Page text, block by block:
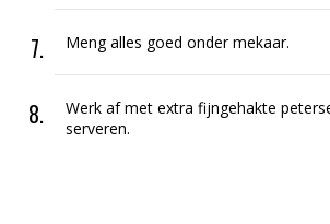
Meng alles goed onder mekaar.
Werk af met extra fijngehakte
serveren.